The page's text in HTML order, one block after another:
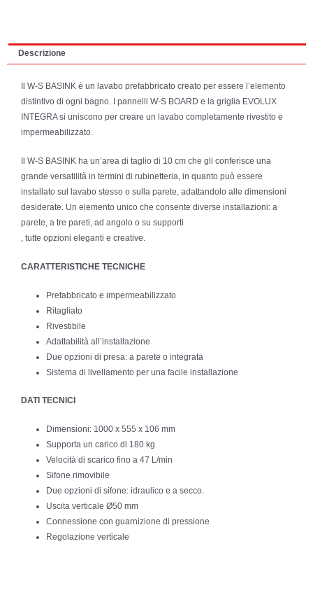
Descrizione
Il W-S BASINK è un lavabo prefabbricato creato per essere l’elemento
distintivo di ogni bagno. I pannelli W-S BOARD e la griglia EVOLUX
INTEGRA si uniscono per creare un lavabo completamente rivestito e
impermeabilizzato.
Il W-S BASINK ha un’area di taglio di 10 cm che gli conferisce una
grande versatilità in termini di rubinetteria, in quanto può essere
installato sul lavabo stesso o sulla parete, adattandolo alle dimensioni
desiderate. Un elemento unico che consente diverse installazioni: a
parete, a tre pareti, ad angolo o su supporti
, tutte opzioni eleganti e creative.
CARATTERISTICHE TECNICHE
Prefabbricato e impermeabilizzato
Ritagliato
Rivestibile
Adattabilità all’installazione
Due opzioni di presa: a parete o integrata
Sistema di livellamento per una facile installazione
DATI TECNICI
Dimensioni: 1000 x 555 x 106 mm
Supporta un carico di 180 kg
Velocità di scarico fino a 47 L/min
Sifone rimovibile
Due opzioni di sifone: idraulico e a secco.
Uscita verticale Ø50 mm
Connessione con guarnizione di pressione
Regolazione verticale